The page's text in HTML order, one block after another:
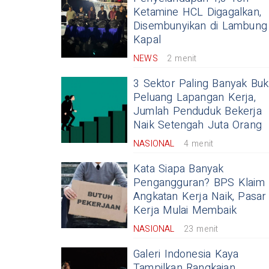
Ketamine HCL Digagalkan,
Disembunyikan di Lambung
Kapal
NEWS 2 menit
3 Sektor Paling Banyak
Peluang Lapangan Kerja,
Jumlah Penduduk Bekerja
Naik Setengah Juta Orang
NASIONAL 4 menit
Kata Siapa Banyak
Pengangguran? BPS Klaim
Angkatan Kerja Naik, Pasar
Kerja Mulai Membaik
NASIONAL 23 menit
Galeri Indonesia Kaya